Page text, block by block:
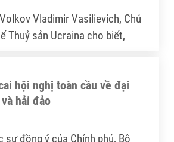
Minh.
Volkov Vladimir Vasilievich, Chủ
Thuỷ sản Ucraina cho biết,
Thuỷ sản Ucraina hội đàm với
và Phát triển Nông thôn Việt
Volkov Vladimir cho biết thời
sản Ucraina đã hợp tác với
hội nghị toàn cầu về đại
hải đảo
sự đồng ý của Chính phủ, Bộ